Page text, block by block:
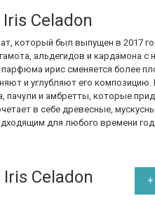
Celadon
который был выпущен в 2017
альдегидов и кардамона с
ирис сменяется более
и углубляют его композицию.
пачули и амбретты, которые
в себе древесные,
для любого времени
Celadon